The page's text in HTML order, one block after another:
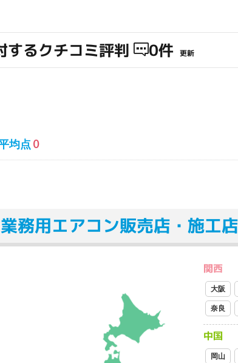
するクチコミ評判 0件 更新
均点 0
務用エアコン販売店・施工店
関西
大阪
奈良
中国
岡山